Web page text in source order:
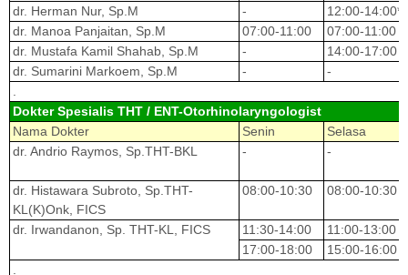
dr. Herman Nur, Sp.M
-
12:00-14:00*
dr. Manoa Panjaitan, Sp.M
07:00-11:00
07:00-11:00
dr. Mustafa Kamil Shahab, Sp.M
-
14:00-17:00
dr. Sumarini Markoem, Sp.M
-
-
.
Dokter Spesialis THT / ENT-Otorhinolaryngologist
Nama Dokter
Senin
Selasa
dr. Andrio Raymos, Sp.THT-BKL
- -
dr. Histawara Subroto, Sp.THT-
KL(K)Onk, FICS
08:00-10:30 08:00-10:30
dr. Irwandanon, Sp. THT-KL, FICS 11:30-14:00
11:00-13:00
17:00-18:00
15:00-16:00
.